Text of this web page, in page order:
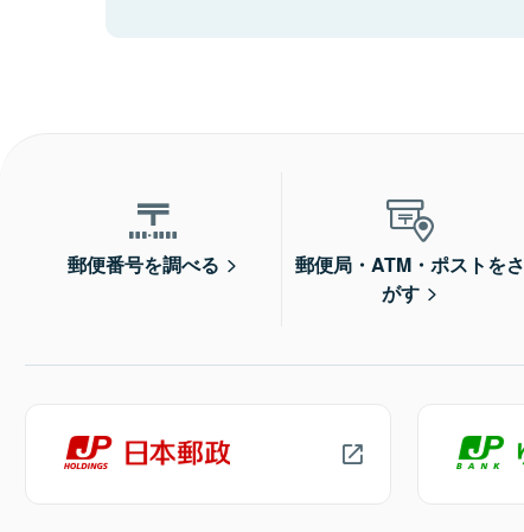
郵便番号を調べる
郵便局・ATM・ポストをさ
がす